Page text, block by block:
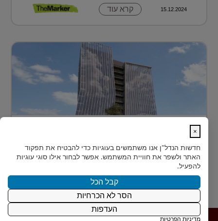
15.12.2024 קרא עוד
MEDIPORT תל השומר - נבנה לפרוץ דרך אל המחר
בעולם הרפואה של המאה ה-21, קצב החדשנות אינו
מאפשר מנ...
15.12.2024 קרא עוד
×
חדשות הנדל"ן אנו משתמשים בעוגיות כדי להבטיח את תפקוד
האתר ולשפר את חוויית המשתמש. אפשר לבחור אילו סוגי עוגיות
להפעיל.
קבל הכל
הסר לא הכרחיות
העדפות
מדיניות הפרטיות